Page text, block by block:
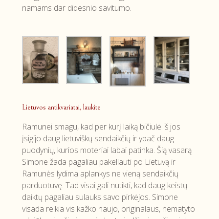
namams dar didesnio savitumo.
Lietuvos antikvariatai, laukite
Ramunei smagu, kad per kurį laiką bičiulė iš jos
įsigijo daug lietuviškų sendaikčių ir ypač daug
puodynių, kurios moteriai labai patinka. Šią vasarą
Simone žada pagaliau pakeliauti po Lietuvą ir
Ramunės lydima aplankys ne vieną sendaikčių
parduotuvę. Tad visai gali nutikti, kad daug keistų
daiktų pagaliau sulauks savo pirkėjos. Simone
visada reikia vis kažko naujo, originalaus, nematyto